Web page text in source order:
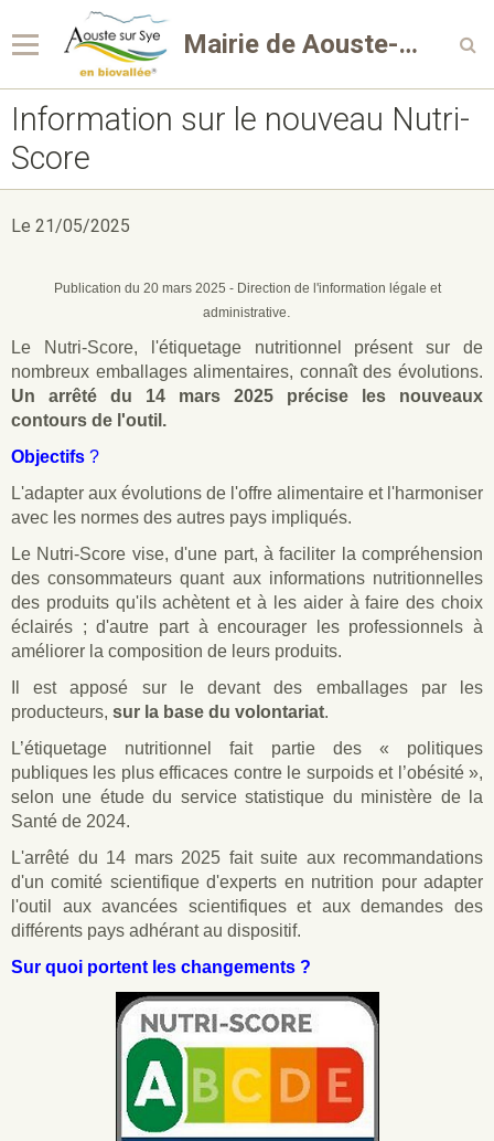
Mairie de Aouste-sur-Sye
Information sur le nouveau Nutri-
Score
Le 21/05/2025
Publication du 20 mars 2025 - Direction de l'information légale et
administrative.
Le Nutri-Score, l'étiquetage nutritionnel présent sur de
nombreux emballages alimentaires, connaît des évolutions.
Un arrêté du 14 mars 2025 précise les nouveaux
contours de l'outil.
Objectifs ?
L'adapter aux évolutions de l'offre alimentaire et l'harmoniser
avec les normes des autres pays impliqués.
Le Nutri-Score vise, d'une part, à faciliter la compréhension
des consommateurs quant aux informations nutritionnelles
des produits qu'ils achètent et à les aider à faire des choix
éclairés ; d'autre part à encourager les professionnels à
améliorer la composition de leurs produits.
Il est apposé sur le devant des emballages par les
producteurs, sur la base du volontariat.
L’étiquetage nutritionnel fait partie des « politiques
publiques les plus efficaces contre le surpoids et l’obésité »,
selon une étude du service statistique du ministère de la
Santé de 2024.
L'arrêté du 14 mars 2025 fait suite aux recommandations
d'un comité scientifique d'experts en nutrition pour adapter
l'outil aux avancées scientifiques et aux demandes des
différents pays adhérant au dispositif.
Sur quoi portent les changements ?